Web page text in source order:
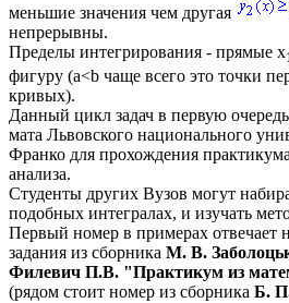
меньшие значения чем другая
непрерывны.
Пределы интегрирования - прямые x
фигуру (a<b чаще всего это точки
кривых).
Данный цикл задач в первую
мата Львовского национального
Франко для прохождения
анализа.
Студенты других Вузов могут
подобных интегралах, и изучать
Первый номер в примерах отвечает
задания из сборника М. В.
Филевич П.В. "Практикум из
(рядом стоит номер из сборника Б.